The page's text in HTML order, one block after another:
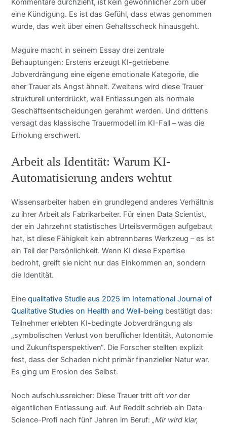
Kommentare durchzieht, ist kein gewöhnlicher Zorn über
eine Kündigung. Es ist das Gefühl, dass etwas genommen
wurde, das weit über einen Gehaltsscheck hinausgeht.
Maguire macht in seinem Essay drei zentrale
Behauptungen: Erstens erzeugt KI-getriebene
Jobverdrängung eine eigene emotionale Kategorie, die
eher Trauer als Angst ähnelt. Zweitens wird diese Trauer
strukturell unterdrückt, weil Entlassungen als normale
Geschäftsentscheidungen gerahmt werden. Und drittens
versagt das klassische Trauermodell im KI-Fall – was die
Erholung erschwert.
Arbeit als Identität: Warum KI-
Automatisierung anders wehtut
Wissensarbeiter haben ein grundlegend anderes Verhältnis
zu ihrer Arbeit als Fabrikarbeiter. Für einen Data Scientist,
der ein Jahrzehnt statistisches Urteilsvermögen aufgebaut
hat, ist diese Fähigkeit kein abtrennbares Werkzeug – es ist
ein Teil der Persönlichkeit. Wenn KI diese Expertise
bedroht, greift sie nicht nur das Einkommen an, sondern
die Identität.
Einequalitative Studie aus 2025 im International Journal of
Qualitative Studies on Health and Well-being bestätigt das:
Teilnehmer erlebten KI-bedingte Jobverdrängung als
„symbolischen Verlust von beruflicher Identität, Autonomie
und Zukunftsperspektiven“. Die Forscher stellten explizit
fest, dass der Schaden nicht primär finanzieller Natur war.
Es ging um Erosion des Selbst.
Noch aufschlussreicher: Diese Trauer tritt oft vorder
eigentlichen Entlassung auf. Auf Reddit schrieb ein Data-
Science-Profi nach fünf Jahren im Beruf:„Mir wird klar,